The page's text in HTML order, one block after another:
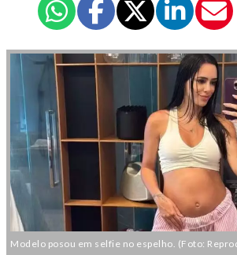
Modelo posou em selfie no espelho. (Foto: